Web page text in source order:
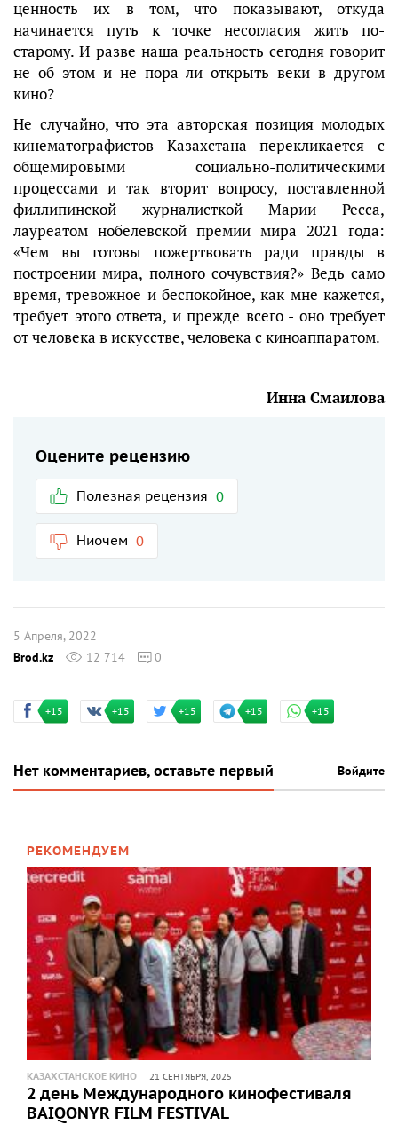
ценность их в том, что показывают, откуда
начинается путь к точке несогласия жить по-
старому. И разве наша реальность сегодня говорит
не об этом и не пора ли открыть веки в другом
кино?
Не случайно, что эта авторская позиция молодых
кинематографистов Казахстана перекликается с
общемировыми социально-политическими
процессами и так вторит вопросу, поставленной
филлипинской журналисткой Марии Ресса,
лауреатом нобелевской премии мира 2021 года:
«Чем вы готовы пожертвовать ради правды в
построении мира, полного сочувствия?» Ведь само
время, тревожное и беспокойное, как мне кажется,
требует этого ответа, и прежде всего - оно требует
от человека в искусстве, человека с киноаппаратом.
Инна Смаилова
Оцените рецензию
Полезная рецензия 0
Ниочем 0
5 Апреля, 2022
Brod.kz
12 714 0
+15 +15 +15 +15 +15
Нет комментариев, оставьте первый Войдите
РЕКОМЕНДУЕМ
КАЗАХСТАНСКОЕ КИНО 21 СЕНТЯБРЯ, 2025
2 день Международного кинофестиваля
BAIQONYR FILM FESTIVAL